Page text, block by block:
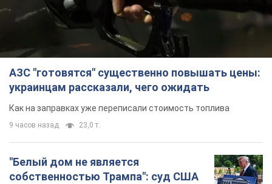
АЗС "готовятся" существенно повышать цены:
украинцам рассказали, чего ожидать
Как на заправках уже переписали стоимость топлива
9 часов назад 23,0 т.
"Белый дом не является
собственностью Трампа": суд США